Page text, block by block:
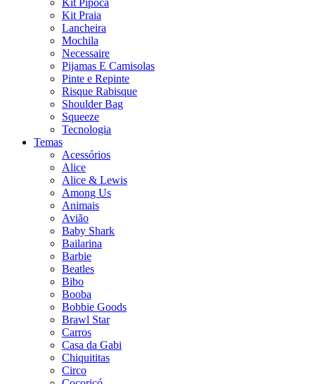
Kit Pipoca
Kit Praia
Lancheira
Mochila
Necessaire
Pijamas E Camisolas
Pinte e Repinte
Risque Rabisque
Shoulder Bag
Squeeze
Tecnologia
Temas
Acessórios
Alice
Alice & Lewis
Among Us
Animais
Avião
Baby Shark
Bailarina
Barbie
Beatles
Bibo
Booba
Bobbie Goods
Brawl Star
Carros
Casa da Gabi
Chiquititas
Circo